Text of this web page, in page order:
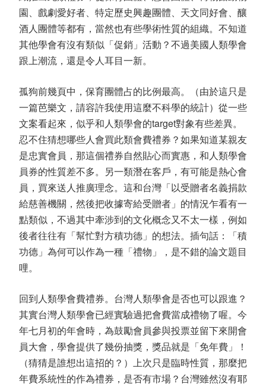
園、戲劇愛好者、特定歷史興趣團體、天文同好會、釀
酒人團體等都有，當然也有些學術性質的組織。不知道
其他學會有沒有類似「促銷」活動？不過美國人類學會
跟上潮流，還是令人耳目一新。
孤狗前幾頁中，保育團體占的比例最高。（由於這只是
一篇芭樂文，請容許我使用這麼不科學的統計）從一些
文案看起來，似乎和人類學會的target對象有些差異。
忍不住猜想哪些人會買此類會費禮券？如果知道某親友
是忠實會員，那這個禮券自然貼心而實惠，和人類學會
員券的性質差不多。另一類潛在客戶，有可能是熱心會
員，買來送人推廣理念。這和台灣「以受贈者名義捐款
給慈善機關，然後把收據寄給受贈者」的情況乍看有一
點類似，不過其中牽涉到的文化概念又不太一樣，例如
後者往往有「幫忙對方積功德」的想法。插句話：「積
功德」為何可以作為一種「禮物」，是不錯的論文題目
哩。
回到人類學會費禮券。台灣人類學會是否也可以跟進？
其實台灣人類學會已經實驗過把會費當成禮物了喔。今
年七月初的年會時，為鼓勵會員參與投票並留下來開會
員大會，學會提供了幾份抽獎，獎品就是「免年費」！
（猜猜是誰想出這招的？）上次只是臨時性質，那麼把
年費系統性的作為禮券，是否有市場？台灣雖然沒有耶